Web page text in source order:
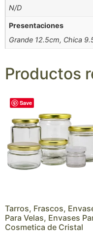
N/D
Presentaciones
Grande 12.5cm, Chica
Productos
Save
Tarros, Frascos,
Para Velas, Envases
Cosmetica de Cristal